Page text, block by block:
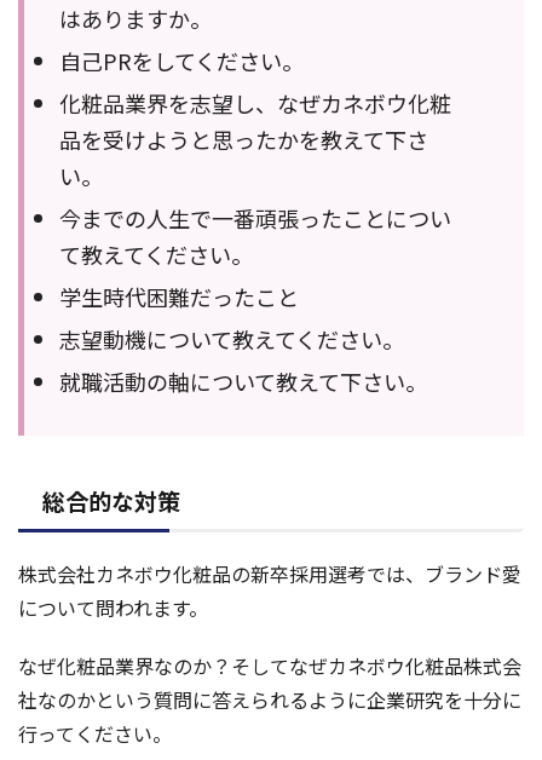
はありますか。
自己PRをしてください。
化粧品業界を志望し、なぜカネボウ化粧
品を受けようと思ったかを教えて下さ
い。
今までの人生で一番頑張ったことについ
て教えてください。
学生時代困難だったこと
志望動機について教えてください。
就職活動の軸について教えて下さい。
総合的な対策
株式会社カネボウ化粧品の新卒採用選考では、ブランド愛
について問われます。
なぜ化粧品業界なのか？そしてなぜカネボウ化粧品株式会
社なのかという質問に答えられるように企業研究を十分に
行ってください。